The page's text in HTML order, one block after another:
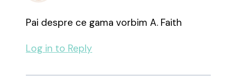
Pai despre ce gama vorbim A. Faith
Log in to Reply